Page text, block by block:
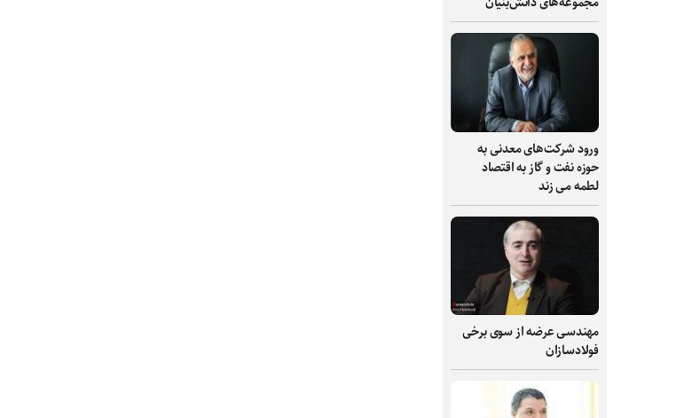
ورود شرکت‌های معدنی به
حوزه نفت و گاز به اقتصاد
لطمه می زند
مهندسی عرضه از سوی برخی
فولادسازان